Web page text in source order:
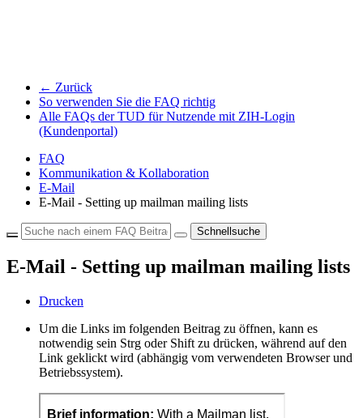
← Zurück
So verwenden Sie die FAQ richtig
Alle FAQs der TUD für Nutzende mit ZIH-Login
(Kundenportal)
FAQ
Kommunikation & Kollaboration
E-Mail
E-Mail - Setting up mailman mailing lists
Schnellsuche
E-Mail - Setting up mailman mailing lists
Drucken
Um die Links im folgenden Beitrag zu öffnen, kann es
notwendig sein Strg oder Shift zu drücken, während auf den
Link geklickt wird (abhängig vom verwendeten Browser und
Betriebssystem).